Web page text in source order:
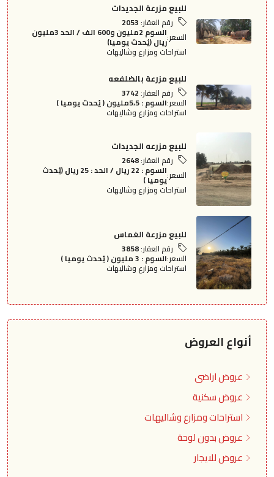
للبيع مزرعة الجديدات
رقم العقار:2053
السعر:
السوم 2مليون و600 الف / الحد 3مليون
ريال (يُحدث يوميا)
استراحات ومزارع وشاليهات
للبيع مزرعة بالضلفعه
رقم العقار:3742
السعر:السوم : 5،5مليون ( يُحدث يوميا )
استراحات ومزارع وشاليهات
للبيع مزرعه الجديدات
رقم العقار:2648
السعر:
السوم : 22 ريال / الحد : 25 ريال (يُحدث
يوميا )
استراحات ومزارع وشاليهات
للبيع مزرعة الغماس
رقم العقار:3858
السعر:السوم : 3 مليون ( يُحدث يوميا )
استراحات ومزارع وشاليهات
أنواع العروض
عروض اراضى
عروض سكنية
استراحات ومزارع وشاليهات
عروض بدون لوحة
عروض للايجار